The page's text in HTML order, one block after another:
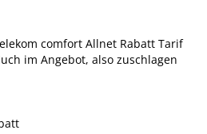
comfort Allnet Rabatt Tarif
im Angebot, also zuschlagen